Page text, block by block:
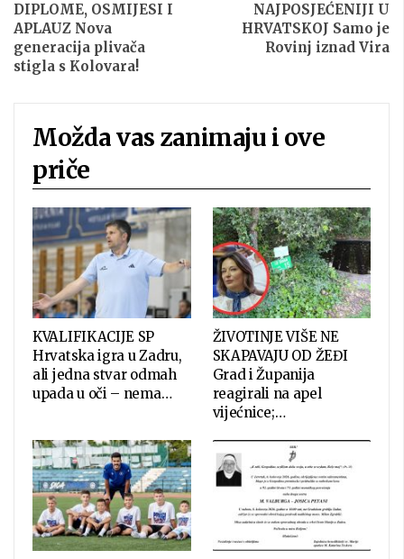
DIPLOME, OSMIJESI I
APLAUZ Nova
generacija plivača
stigla s Kolovara!
NAJPOSJEĆENIJI U
HRVATSKOJ Samo je
Rovinj iznad Vira
Možda vas zanimaju i ove
priče
KVALIFIKACIJE SP
Hrvatska igra u Zadru,
ali jedna stvar odmah
upada u oči – nema…
ŽIVOTINJE VIŠE NE
SKAPAVAJU OD ŽEĐI
Grad i Županija
reagirali na apel
vijećnice;…